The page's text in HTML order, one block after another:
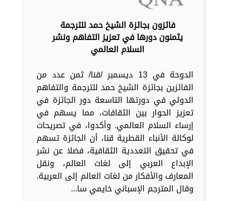
فائزون بجائزة الشيخ حمد للترجمة
يثمنون دورها في تعزيز التفاهم ونشر
السلام العالمي
الدوحة في 13 ديسمبر /قنا/ ثمن عدد من
الفائزين بجائزة الشيخ حمد للترجمة والتفاهم
الدولي في دورتها التاسعة دور الجائزة في
تعزيز الحوار بين الثقافات، مما يسهم في
إرساء السلام العالمي. وأكدوا، في تصريحات
لوكالة الأنباء القطرية قنا، أن الجائزة تسهم
في تحقيق التعددية الثقافية، فضلا عن نشر
الإبداع العربي إلى لغات العالم، ونقل
المعارف والأفكار من لغات العالم إلى العربية.
وقال المترجم الإسباني خايمي سا...